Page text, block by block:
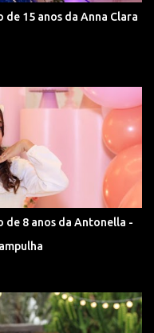
15 anos da Anna Clara
8 anos da Antonella -